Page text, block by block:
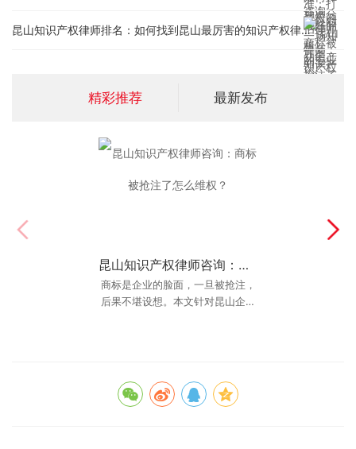
昆山知识产权律师排名：如何找到昆山最厉害的知识产权律师？
精彩推荐 最新发布
昆山知识产权律师咨询：商标被抢注了怎么维权？
商标是企业的脸面，一旦被抢注，
后果不堪设想。本文针对昆山企业
昆山交通事故律师咨询：伤残鉴定怎么做赔偿最高？
在交通事故人身损害赔偿案件
中，“伤残等级”是决定赔偿金额最